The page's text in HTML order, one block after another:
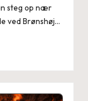
steg op nær
ved Brønshøj…